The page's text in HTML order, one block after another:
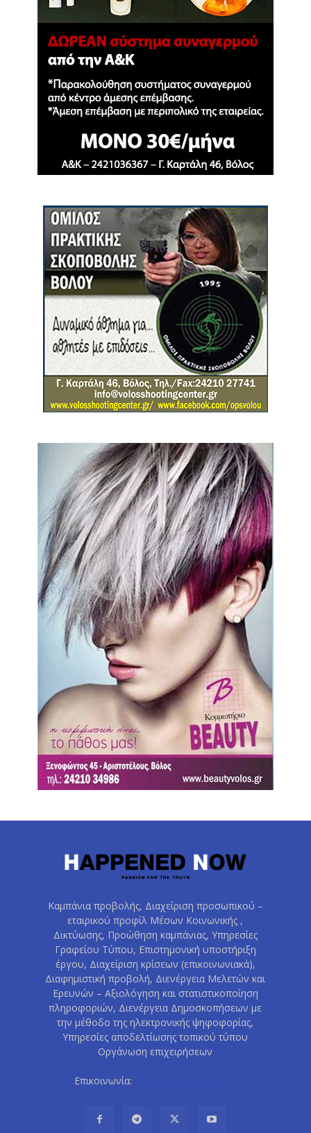
Καμπάνια προβολής, Διαχείριση προσωπικού –
εταιρικού προφίλ Μέσων Κοινωνικής ,
Δικτύωσης, Προώθηση καμπάνιας, Υπηρεσίες
Γραφείου Τύπου, Επιστημονική υποστήριξη
έργου, Διαχείριση κρίσεων (επικοινωνιακά),
Διαφημιστική προβολή, Διενέργεια Μελετών και
Ερευνών – Αξιολόγηση και στατιστικοποίηση
πληροφοριών, Διενέργεια Δημοσκοπήσεων με
την μέθοδο της ηλεκτρονικής ψηφοφορίας,
Υπηρεσίες αποδελτίωσης τοπικού τύπου
Οργάνωση επιχειρήσεων
Επικοινωνία: